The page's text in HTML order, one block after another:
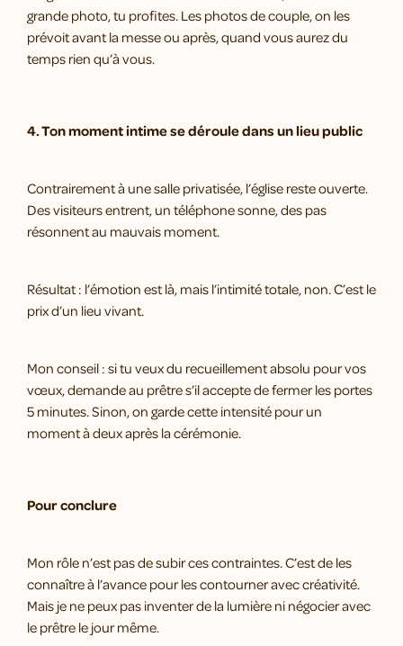
grande photo, tu profites. Les photos de couple, on les
prévoit avant la messe ou après, quand vous aurez du
temps rien qu’à vous.
4. Ton moment intime se déroule dans un lieu public
Contrairement à une salle privatisée, l’église reste ouverte.
Des visiteurs entrent, un téléphone sonne, des pas
résonnent au mauvais moment.
Résultat : l’émotion est là, mais l’intimité totale, non. C’est le
prix d’un lieu vivant.
Mon conseil : si tu veux du recueillement absolu pour vos
vœux, demande au prêtre s’il accepte de fermer les portes
5 minutes. Sinon, on garde cette intensité pour un
moment à deux après la cérémonie.
Pour conclure
Mon rôle n’est pas de subir ces contraintes. C’est de les
connaître à l’avance pour les contourner avec créativité.
Mais je ne peux pas inventer de la lumière ni négocier avec
le prêtre le jour même.